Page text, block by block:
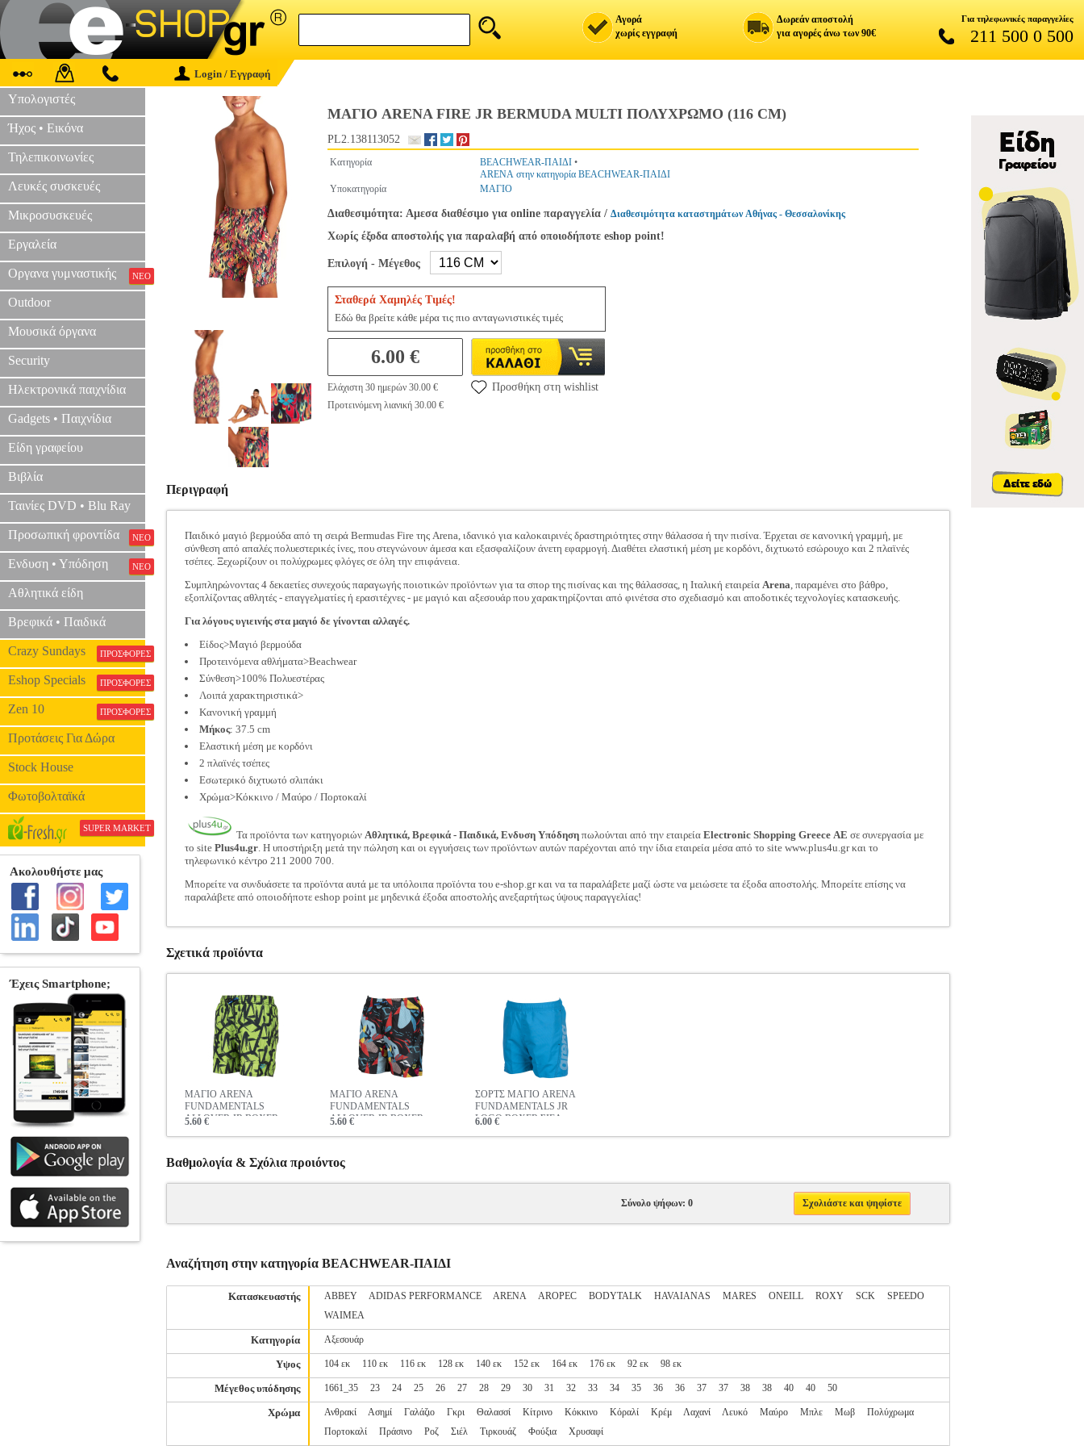
Αγορά
χωρίς εγγραφή
Δωρεάν αποστολή
για αγορές άνω των 90€
Για τηλεφωνικές παραγγελίες
211 500 0 500
Login / Εγγραφή
Υπολογιστές
Ήχος • Εικόνα
Τηλεπικοινωνίες
Λευκές συσκευές
Μικροσυσκευές
Εργαλεία
Οργανα γυμναστικής ΝΕΟ
Outdoor
Μουσικά όργανα
Security
Ηλεκτρονικά παιχνίδια
Gadgets • Παιχνίδια
Είδη γραφείου
Βιβλία
Ταινίες DVD • Blu Ray
Προσωπική φροντίδα ΝΕΟ
Ενδυση • Υπόδηση ΝΕΟ
Αθλητικά είδη
Βρεφικά • Παιδικά
Crazy Sundays ΠΡΟΣΦΟΡΕΣ
Eshop Specials ΠΡΟΣΦΟΡΕΣ
Zen 10 ΠΡΟΣΦΟΡΕΣ
Προτάσεις Για Δώρα
Stock House
Φωτοβολταϊκά
SUPER MARKET
ΜΑΓΙΟ ARENA FIRE JR BERMUDA MULTI ΠΟΛΥΧΡΩΜΟ (116 CM)
PL2.138113052
Κατηγορία BEACHWEAR-ΠΑΙΔΙ •
ARENA στην κατηγορία BEACHWEAR-ΠΑΙΔΙ
Υποκατηγορία
ΜΑΓΙΟ
Διαθεσιμότητα: Αμεσα διαθέσιμο για online παραγγελία / Διαθεσιμότητα καταστημάτων Αθήνας - Θεσσαλονίκης
Χωρίς έξοδα αποστολής για παραλαβή από οποιοδήποτε eshop point!
Επιλογή - Μέγεθος
Σταθερά Χαμηλές Τιμές!
Εδώ θα βρείτε κάθε μέρα τις πιο ανταγωνιστικές τιμές
6.00 €
Ελάχιστη 30 ημερών 30.00 €
Προτεινόμενη λιανική 30.00 €
Προσθήκη στη wishlist
Περιγραφή
Παιδικό μαγιό βερμούδα από τη σειρά Bermudas Fire της Arena, ιδανικό για καλοκαιρινές δραστηριότητες στην θάλασσα ή την πισίνα. Έρχεται σε κανονική γραμμή, με
σύνθεση από απαλές πολυεστερικές ίνες, που στεγνώνουν άμεσα και εξασφαλίζουν άνετη εφαρμογή. Διαθέτει ελαστική μέση με κορδόνι, διχτυωτό εσώρουχο και 2 πλαϊνές
τσέπες. Ξεχωρίζουν οι πολύχρωμες φλόγες σε όλη την επιφάνεια.
Συμπληρώνοντας 4 δεκαετίες συνεχούς παραγωγής ποιοτικών προϊόντων για τα σπορ της πισίνας και της θάλασσας, η Ιταλική εταιρεία Arena, παραμένει στο βάθρο,
εξοπλίζοντας αθλητές - επαγγελματίες ή ερασιτέχνες - με μαγιό και αξεσουάρ που χαρακτηρίζονται από φινέτσα στο σχεδιασμό και αποδοτικές τεχνολογίες κατασκευής.
Για λόγους υγιεινής στα μαγιό δε γίνονται αλλαγές.
Είδος>Μαγιό βερμούδα
Προτεινόμενα αθλήματα>Beachwear
Σύνθεση>100% Πολυεστέρας
Λοιπά χαρακτηριστικά>
Κανονική γραμμή
Μήκος: 37.5 cm
Ελαστική μέση με κορδόνι
2 πλαϊνές τσέπες
Εσωτερικό διχτυωτό σλιπάκι
Χρώμα>Κόκκινο / Μαύρο / Πορτοκαλί
Τα προϊόντα των κατηγοριών Αθλητικά, Βρεφικά - Παιδικά, Ενδυση Υπόδηση πωλούνται από την εταιρεία Electronic Shopping Greece ΑΕ σε συνεργασία με
το site Plus4u.gr. Η υποστήριξη μετά την πώληση και οι εγγυήσεις των προϊόντων αυτών παρέχονται από την ίδια εταιρεία μέσα από το site www.plus4u.gr και το
τηλεφωνικό κέντρο 211 2000 700.
Μπορείτε να συνδυάσετε τα προϊόντα αυτά με τα υπόλοιπα προϊόντα του e-shop.gr και να τα παραλάβετε μαζί ώστε να μειώσετε τα έξοδα αποστολής. Μπορείτε επίσης να
παραλάβετε από οποιοδήποτε eshop point με μηδενικά έξοδα αποστολής ανεξαρτήτως ύψους παραγγελίας!
Σχετικά προϊόντα
ΜΑΓΙΟ ARENA
FUNDAMENTALS
ALLOVER JR BOXER
5.60 €
ΜΑΓΙΟ ARENA
FUNDAMENTALS
ALLOVER JR BOXER
5.60 €
ΣΟΡΤΣ ΜΑΓΙΟ ARENA
FUNDAMENTALS JR
LOGO BOXER ΣΙΕΛ
6.00 €
Βαθμολογία & Σχόλια προιόντος
Σύνολο ψήφων: 0 Σχολιάστε και ψηφίστε
Αναζήτηση στην κατηγορία BEACHWEAR-ΠΑΙΔΙ
Κατασκευαστής ABBEY ADIDAS PERFORMANCE ARENA AROPEC BODYTALK HAVAIANAS MARES ONEILL ROXY SCK
SPEEDO
WAIMEA
Κατηγορία Αξεσουάρ
Υψος 104 εκ 110 εκ 116 εκ 128 εκ 140 εκ 152 εκ 164 εκ 176 εκ 92 εκ 98 εκ
Μέγεθος υπόδησης 1661_35 23 24 25 26 27 28 29 30 31 32 33 34 35 36 36 37 37 38 38 40 40 50
Χρώμα Ανθρακί Ασημί Γαλάζιο Γκρι Θαλασσί Κίτρινο Κόκκινο Κόραλί Κρέμ Λαχανί Λευκό Μαύρο Μπλε Μωβ
Πολύχρωμα
Πορτοκαλί
Πράσινο Ροζ Σιέλ Τιρκουάζ Φούξια Χρυσαφί